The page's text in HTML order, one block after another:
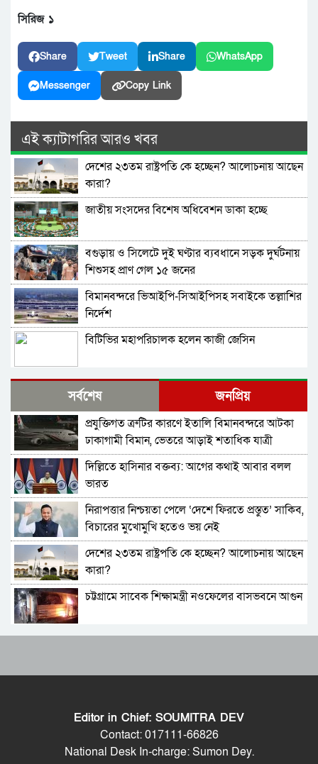
সিরিজ ১
Share Tweet Share WhatsApp
Messenger Copy Link
এই ক্যাটাগরির আরও খবর
দেশের ২৩তম রাষ্ট্রপতি কে হচ্ছেন? আলোচনায় আছেন
কারা?
জাতীয় সংসদের বিশেষ অধিবেশন ডাকা হচ্ছে
বগুড়ায় ও সিলেটে দুই ঘণ্টার ব্যবধানে সড়ক দুর্ঘটনায়
শিশুসহ প্রাণ গেল ১৫ জনের
বিমানবন্দরে ভিআইপি-সিআইপিসহ সবাইকে তল্লাশির
নির্দেশ
বিটিভির মহাপরিচালক হলেন কাজী জেসিন
র‍্যাব বিলুপ্ত করে আনা হচ্ছে নতুন বাহিনী
ভারত সফরের সিদ্ধান্ত প্রধানমন্ত্রী নেবেন: পররাষ্ট্র
প্রতিমন্ত্রী
সচিব পদে পদোন্নতি পেলেন জেসমিন নাহার
পুলিশের ৭ কর্মকর্তাকে বদলি
পাইপলাইনের মাধ্যমে ভারত থেকে আরও বেশি
ডিজেল চেয়েছি: জ্বালানিমন্ত্রী
যথাযোগ্য মর্যাদায় সিলেটে জুলাই গণঅভ্যুত্থান দিবস
সাবেক প্রধানমন্ত্রী শেখ হাসিনাকে সেদিন ভারতে পৌঁছে
দেন যারা, প্রকাশ্যে এলো নতুন তথ্য
সর্বশেষ জনপ্রিয়
প্রযুক্তিগত ত্রুটির কারণে ইতালি বিমানবন্দরে আটকা
ঢাকাগামী বিমান, ভেতরে আড়াই শতাধিক যাত্রী
দিল্লিতে হাসিনার বক্তব্য: আগের কথাই আবার বলল
ভারত
নিরাপত্তার নিশ্চয়তা পেলে ‘দেশে ফিরতে প্রস্তুত’ সাকিব,
বিচারের মুখোমুখি হতেও ভয় নেই
দেশের ২৩তম রাষ্ট্রপতি কে হচ্ছেন? আলোচনায় আছেন
কারা?
চট্টগ্রামে সাবেক শিক্ষামন্ত্রী নওফেলের বাসভবনে আগুন
বাংলাদেশ-পাকিস্তানসহ ১৩ দেশের জোট, কমান্ডার
জাতীয় সংসদের বিশেষ অধিবেশন ডাকা হচ্ছে
Editor in Chief: SOUMITRA DEV
Contact: 017111-66826
National Desk In-charge: Sumon Dey.